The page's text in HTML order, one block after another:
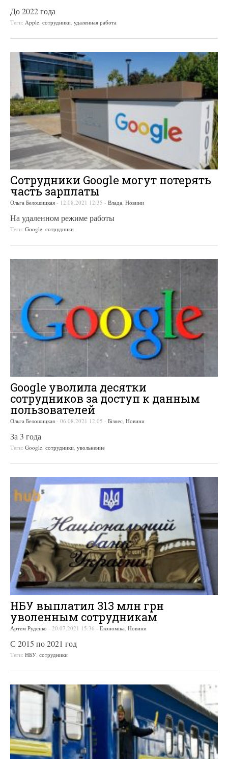
До 2022 года
Теги: Apple сотрудники удаленная работа
Сотрудники Google могут потерять
часть зарплаты
Ольга Белошицкая - 12.08.2021 12:35 - Влада, Новини
На удаленном режиме работы
Теги: Google, сотрудники
Google уволила десятки
сотрудников за доступ к данным
пользователей
Ольга Белошицкая - 06.08.2021 12:05 - Бізнес, Новини
За 3 года
Теги: Google, сотрудники, увольнение
НБУ выплатил 313 млн грн
уволенным сотрудникам
Артем Руденко - 20.07.2021 15:36 - Економіка Новини
С 2015 по 2021 год
Теги: НБУ сотрудники